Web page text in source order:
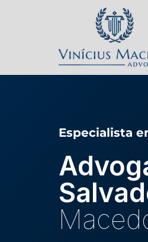
Especialista